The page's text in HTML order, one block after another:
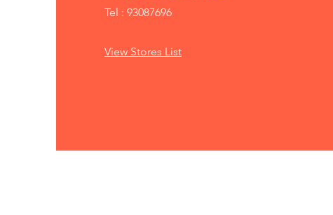
Tel : 93087696
View Stores List